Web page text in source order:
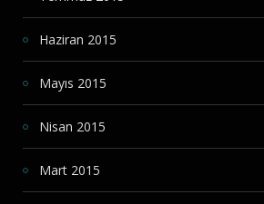
Haziran 2015
Mayıs 2015
Nisan 2015
Mart 2015